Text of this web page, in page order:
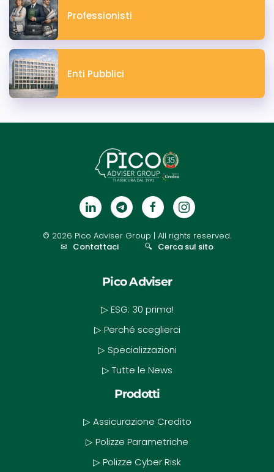
Professionisti
Enti Pubblici
© 2026 Pico Adviser Group | All rights reserved.
✉ Contattaci 🔍 Cerca sul sito
Pico Adviser
▷ ESG: 30 prima!
▷ Perché sceglierci
▷ Specializzazioni
▷ Tutte le News
Prodotti
▷ Assicurazione Credito
▷ Polizze Parametriche
▷ Polizze Cyber Risk